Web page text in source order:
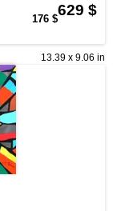
629 $
176 $
13.39 x 9.06 in